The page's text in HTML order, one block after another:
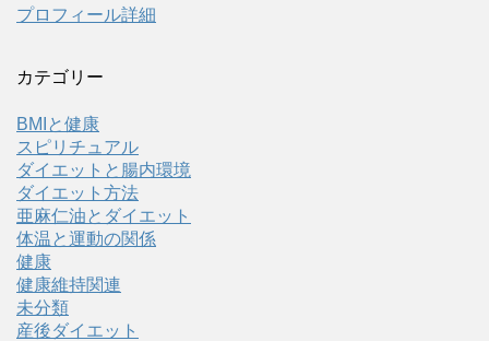
プロフィール詳細
カテゴリー
BMIと健康
スピリチュアル
ダイエットと腸内環境
ダイエット方法
亜麻仁油とダイエット
体温と運動の関係
健康
健康維持関連
未分類
産後ダイエット